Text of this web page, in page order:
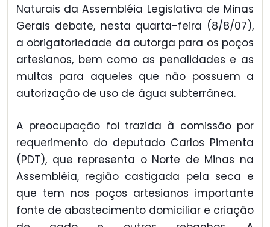
Naturais da Assembléia Legislativa de Minas
Gerais debate, nesta quarta-feira (8/8/07),
a obrigatoriedade da outorga para os poços
artesianos, bem como as penalidades e as
multas para aqueles que não possuem a
autorização de uso de água subterrânea.
A preocupação foi trazida à comissão por
requerimento do deputado Carlos Pimenta
(PDT), que representa o Norte de Minas na
Assembléia, região castigada pela seca e
que tem nos poços artesianos importante
fonte de abastecimento domiciliar e criação